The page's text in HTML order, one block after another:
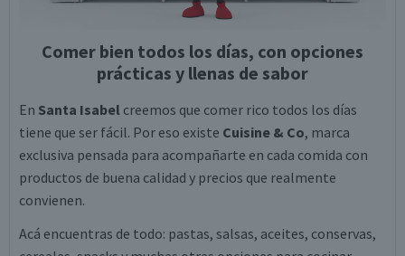
Comer bien todos los días, con opciones
prácticas y llenas de sabor
En Santa Isabel creemos que comer rico todos los días
tiene que ser fácil. Por eso existe Cuisine & Co, marca
exclusiva pensada para acompañarte en cada comida con
productos de buena calidad y precios que realmente
convienen.
Acá encuentras de todo: pastas, salsas, aceites, conservas,